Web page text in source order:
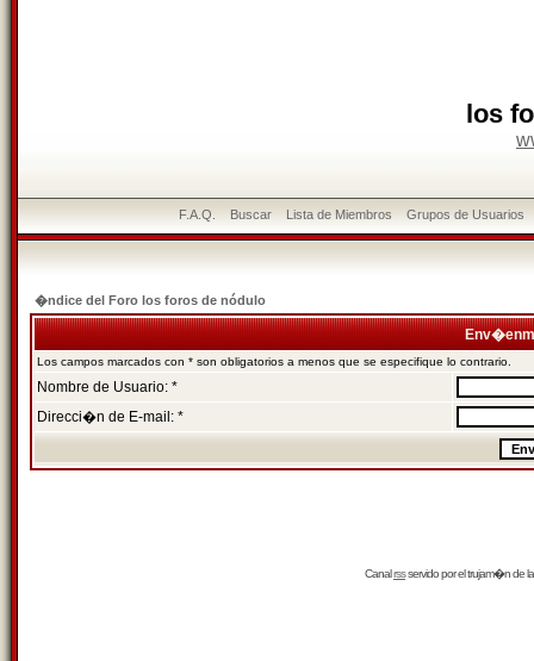
los
F.A.Q. Buscar Lista de Miembros Grupos de Usuarios
�ndice del Foro los foros de nódulo
Los campos marcados con * son obligatorios a menos que se especifique lo contrario.
Nombre de Usuario: *
Direcci�n de E-mail: *
Canalrssservido por eltrujam�nde